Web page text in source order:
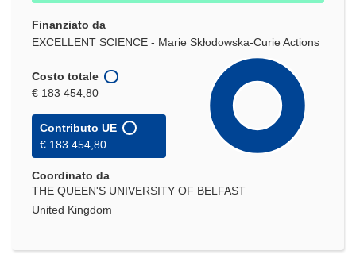
Finanziato da
EXCELLENT SCIENCE - Marie Skłodowska-Curie Actions
Costo totale
€ 183 454,80
Contributo UE
€ 183 454,80
Coordinato da
THE QUEEN'S UNIVERSITY OF BELFAST
United Kingdom